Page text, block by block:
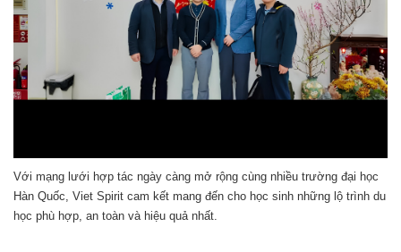
Với mạng lưới hợp tác ngày càng mở rộng cùng nhiều trường đại học
Hàn Quốc, Viet Spirit cam kết mang đến cho học sinh những lộ trình du
học phù hợp, an toàn và hiệu quả nhất.